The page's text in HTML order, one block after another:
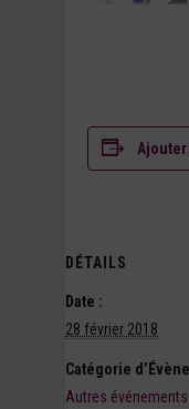
DÉTAILS
Date :
28 février 2018
Catégorie
Autres événements